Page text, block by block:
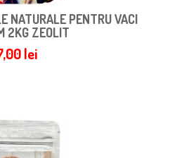
NATURALE PENTRU VACI
2KG ZEOLIT
lei